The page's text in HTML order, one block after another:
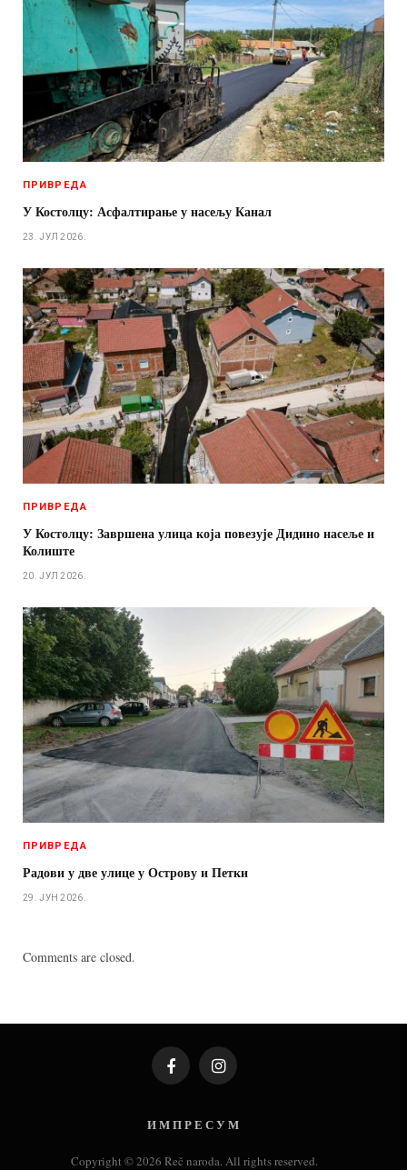
ПРИВРЕДА
У Костолцу: Асфалтирање у насељу Канал
23. ЈУЛ 2026.
ПРИВРЕДА
У Костолцу: Завршена улица која повезује Дидино насеље и
Колиште
20. ЈУЛ 2026.
ПРИВРЕДА
Радови у две улице у Острову и Петки
29. ЈУН 2026.
Comments are closed.
FacebookInstagram
И М П Р Е С У М
Copyright © 2026 Reč naroda. All rights reserved.